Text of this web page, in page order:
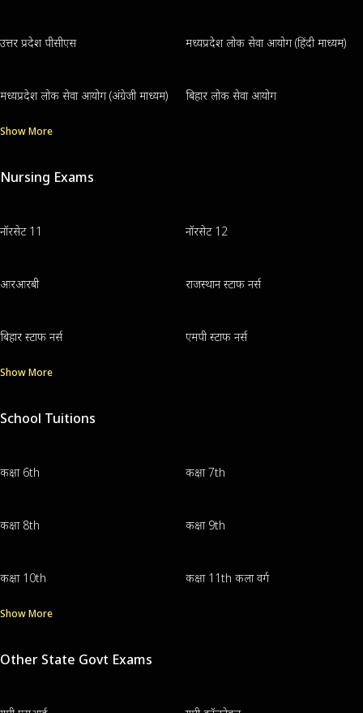
उत्तर प्रदेश पीसीएस मध्यप्रदेश लोक सेवा आयोग (हिंदी माध्यम)
मध्यप्रदेश लोक सेवा आयोग (अंग्रेजी माध्यम) बिहार लोक सेवा आयोग
Show More
Nursing Exams
नॉरसेट 11 नॉरसेट 12
आरआरबी राजस्थान स्टाफ नर्स
बिहार स्टाफ नर्स एमपी स्टाफ नर्स
Show More
School Tuitions
कक्षा 6th कक्षा 7th
कक्षा 8th कक्षा 9th
कक्षा 10th कक्षा 11th कला वर्ग
Show More
Other State Govt Exams